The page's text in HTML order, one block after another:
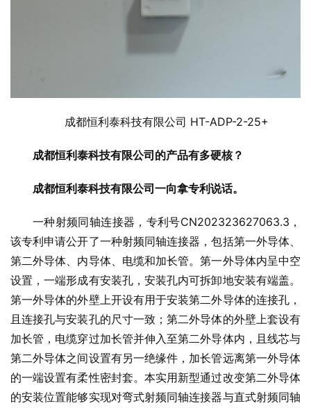
成都恒利泰科技有限公司 HT-ADP-2-25+
成都恒利泰科技有限公司的产品有多硬核？
成都恒利泰科技有限公司一向拿专利说话。
一种射频同轴连接器，专利号CN202323627063.3，
该专利申请公开了一种射频同轴连接器，包括第一外导体、
第二外导体、内导体、电缆和加长管。第一外导体内呈中空
设置，一端形成有安装孔，安装孔内可拆卸地安装有端盖。
第一外导体的外壁上开设有用于安装第二外导体的连接孔，
且连接孔与安装孔的尺寸一致；第二外导体的外壁上套设有
加长管，电缆穿过加长管并伸入至第二外导体内，且线芯与
第二外导体之间设置有另一绝缘件，加长管远离第一外导体
的一端设置有柔性密封套。本实用新型通过改变第二外导体
的安装位置能够实现对弯式射频同轴连接器与直式射频同轴